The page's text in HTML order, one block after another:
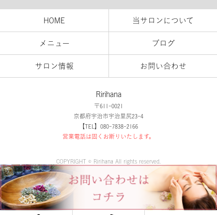
HOME 当サロンについて
メニュー ブログ
サロン情報 お問い合わせ
Ririhana
〒611-0021
京都府宇治市宇治里尻23-4
【TEL】080-7838-2166
営業電話は固くお断りいたします。
COPYRIGHT © Ririhana All rights reserved.